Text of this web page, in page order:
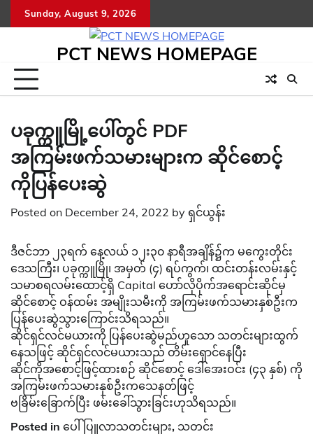
to
Sunday, August 9, 2026
PCT NEWS HOMEPAGE
ပခုက္ကူမြို့ပေါ်တွင် PDF
အကြမ်းဖက်သမားများက ဆိုင်စောင့်
ကိုပြန်ပေးဆွဲ
Posted on December 24, 2022 by ရှင်ယွန်း
ဒီဇင်ဘာ ၂၃ရက် နေ့လယ် ၁၂း၃၀ နာရီအချိန်၌က မကွေးတိုင်း
ဒေသကြီး၊ ပခုက္ကူမြို၊ အမှတ် (၄) ရပ်ကွက်၊ ထင်းတန်းလမ်းနှင့်
သမာစရလမ်းထောင့်ရှိ Capital ဟော်လိုပိုက်အရောင်းဆိုင်မှ
ဆိုင်စောင့် ဝန်ထမ်း အမျိုးသမီးကို အကြမ်းဖက်သမားနှစ်ဦးက
ပြန်ပေးဆွဲသွားကြောင်းသိရသည်။
ဆိုင်ရှင်လင်မယားကို ပြန်ပေးဆွဲမည်ဟူသော သတင်းများထွက်
နေသဖြင့် ဆိုင်ရှင်လင်မယားသည် တိမ်းရှောင်နေပြီး
ဆိုင်ကိုအစောင့်ဖြင့်ထားစဉ် ဆိုင်စောင့် ဒေါ်အေးဝင်း (၄၃ နှစ်) ကို
အကြမ်းဖက်သမားနှစ်ဦးကသေနတ်ဖြင့်
ဗခြိမ်းခြောက်ပြီး ဖမ်းခေါ်သွားခြင်းဟုသိရသည်။
Posted in ပေါ်ပြူလာသတင်းများ, သတင်း